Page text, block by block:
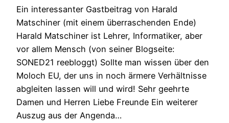
Ein interessanter Gastbeitrag von Harald
Matschiner (mit einem überraschenden Ende)
Harald Matschiner ist Lehrer, Informatiker, aber
vor allem Mensch (von seiner Blogseite:
SONED21 reebloggt) Sollte man wissen über den
Moloch EU, der uns in noch ärmere Verhältnisse
abgleiten lassen will und wird! Sehr geehrte
Damen und Herren Liebe Freunde Ein weiterer
Auszug aus der Angenda…